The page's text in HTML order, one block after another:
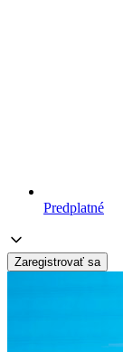
Predplatné
Zaregistrovať sa